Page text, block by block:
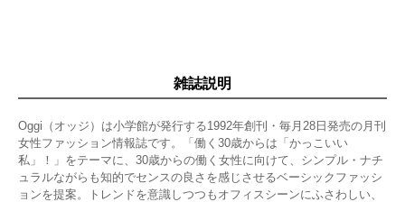
雑誌説明
Oggi（オッジ）は小学館が発行する1992年創刊・毎月28日発売の月刊
女性ファッション情報誌です。「働く30歳からは「かっこいい
私」！」をテーマに、30歳からの働く女性に向けて、シンプル・ナチ
ュラルながらも知的でセンスの良さを感じさせるベーシックファッシ
ョンを提案。トレンドを意識しつつもオフィスシーンにふさわしい、